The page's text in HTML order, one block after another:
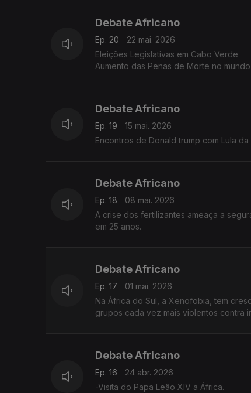
Debate Africano
Ep. 20
22 mai. 2026
Eleições Legislativas em Cabo Verde
Aumento das Penas de Morte no mundo
Debate Africano
Ep. 19
15 mai. 2026
Encontros de Donald trump com Lula
Debate Africano
Ep. 18
08 mai. 2026
A crise dos fertilizantes ameaça a
em 25 anos.
Debate Africano
Ep. 17
01 mai. 2026
Na África do Sul, a Xenofobia, tem
grupos cada vez mais violentos contra
Debate Africano
Ep. 16
24 abr. 2026
-Visita do Papa Leão XIV a África.